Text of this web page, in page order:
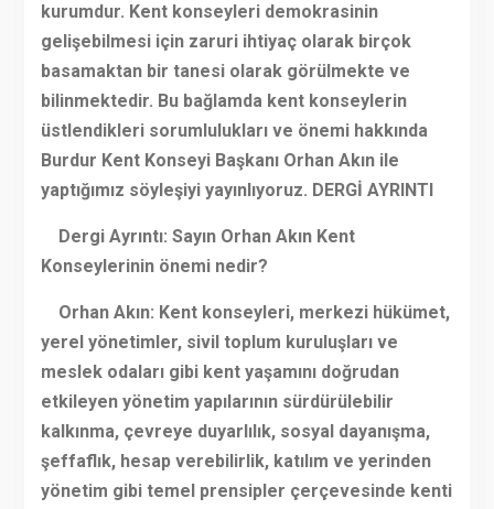
kurumdur. Kent konseyleri demokrasinin
gelişebilmesi için zaruri ihtiyaç olarak birçok
basamaktan bir tanesi olarak görülmekte ve
bilinmektedir. Bu bağlamda kent konseylerin
üstlendikleri sorumlulukları ve önemi hakkında
Burdur Kent Konseyi Başkanı Orhan Akın ile
yaptığımız söyleşiyi yayınlıyoruz. DERGİ AYRINTI
Dergi Ayrıntı: Sayın Orhan Akın Kent
Konseylerinin önemi nedir?
Orhan Akın: Kent konseyleri, merkezi hükümet,
yerel yönetimler, sivil toplum kuruluşları ve
meslek odaları gibi kent yaşamını doğrudan
etkileyen yönetim yapılarının sürdürülebilir
kalkınma, çevreye duyarlılık, sosyal dayanışma,
şeffaflık, hesap verebilirlik, katılım ve yerinden
yönetim gibi temel prensipler çerçevesinde kenti